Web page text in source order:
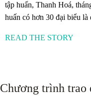
tập huấn, Thanh Hoá,
huấn có hơn 30 đại biểu là
READ THE STORY
Chương trình trao